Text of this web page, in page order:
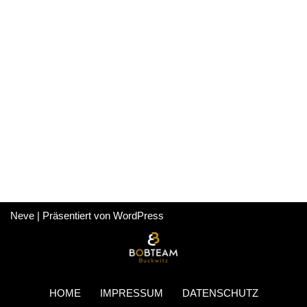
Neve | Präsentiert von WordPress
HOME IMPRESSUM DATENSCHUTZ